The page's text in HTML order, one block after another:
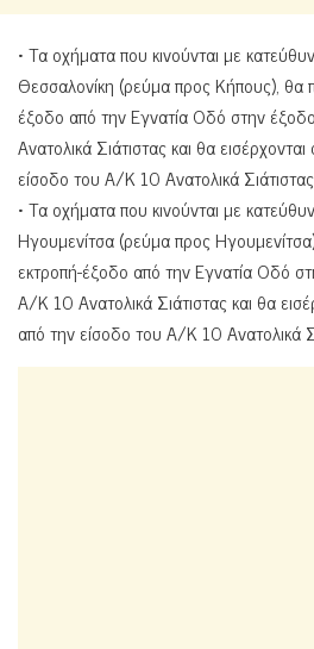
• Τα οχήματα που κινούνται με
Θεσσαλονίκη (ρεύμα προς Κήπους), θα
έξοδο από την Εγνατία Οδό στην
Ανατολικά Σιάτιστας και θα
είσοδο του Α/Κ 10 Ανατολικά
• Τα οχήματα που κινούνται με
Ηγουμενίτσα (ρεύμα προς
εκτροπή-έξοδο από την Εγνατία Οδό
Α/Κ 10 Ανατολικά Σιάτιστας και θα
από την είσοδο του Α/Κ 10 Ανατολικά